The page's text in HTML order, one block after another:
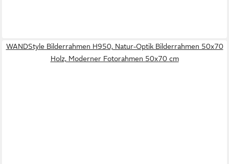
WANDStyle Bilderrahmen H950, Natur-Optik Bilderrahmen 50x70
Holz, Moderner Fotorahmen 50x70 cm